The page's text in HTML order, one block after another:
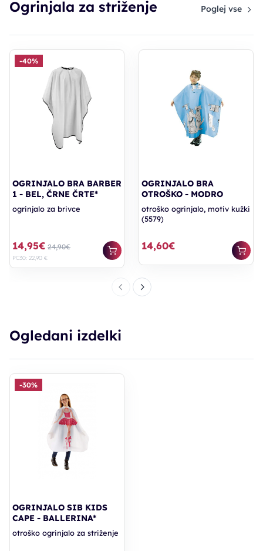
Ogrinjala za striženje Poglej vse
-40%
OGRINJALO BRA BARBER
1 - BEL, ČRNE ČRTE*
ogrinjalo za brivce
14,95€ 24,90€
PC30: 22,90 €
OGRINJALO BRA
OTROŠKO - MODRO
otroško ogrinjalo, motiv kužki
(5579)
14,60€
Ogledani izdelki
-30%
OGRINJALO SIB KIDS
CAPE - BALLERINA*
otroško ogrinjalo za striženje